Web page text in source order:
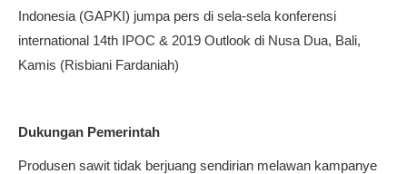
Indonesia (GAPKI) jumpa pers di sela-sela konferensi
international 14th IPOC & 2019 Outlook di Nusa Dua, Bali,
Kamis (Risbiani Fardaniah)
Dukungan Pemerintah
Produsen sawit tidak berjuang sendirian melawan kampanye